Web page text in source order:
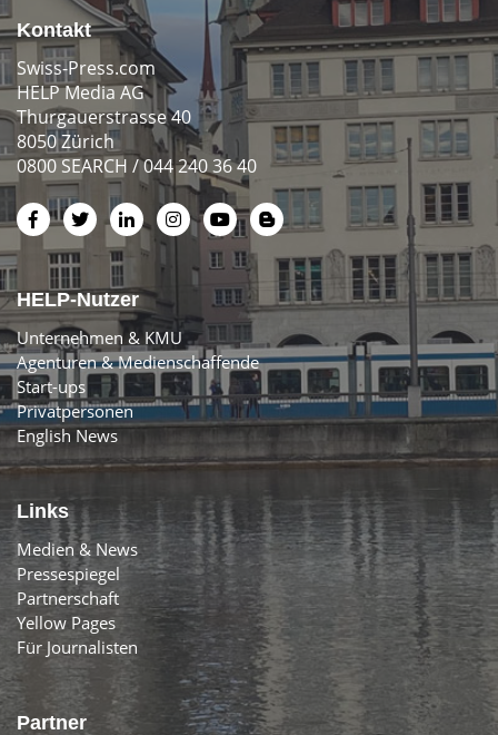
Kontakt
Swiss-Press.com
HELP Media AG
Thurgauerstrasse 40
8050 Zürich
0800 SEARCH / 044 240 36 40
HELP-Nutzer
Unternehmen & KMU
Agenturen & Medienschaffende
Start-ups
Privatpersonen
English News
Links
Medien & News
Pressespiegel
Partnerschaft
Yellow Pages
Für Journalisten
Partner